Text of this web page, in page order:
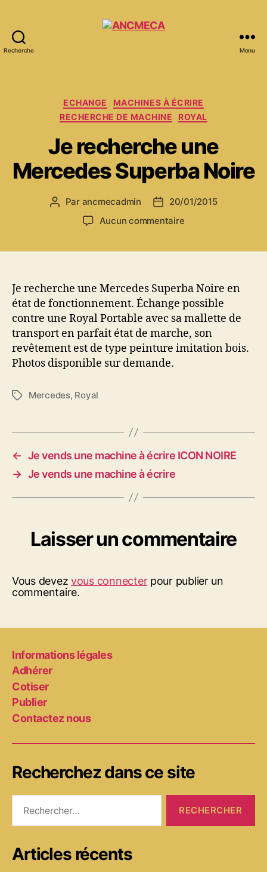
Recherche Menu
Catégories
ECHANGE
MACHINES À ÉCRIRE
RECHERCHE DE MACHINE
ROYAL
Je recherche une
Mercedes Superba Noire
Auteur
Par ancmecadmin
Date
de
20/01/2015
Aucun commentairesur
Superba
Noire
Je recherche une Mercedes Superba Noire en
état de fonctionnement. Échange possible
contre une Royal Portable avec sa mallette de
transport en parfait état de marche, son
revêtement est de type peinture imitation bois.
Photos disponible sur demande.
Étiquettes
Mercedes, Royal
← Je vends une machine à écrire ICON NOIRE
→ Je vends une machine à écrire
Laisser un commentaire
Vous devezvous connecterpour publier un
commentaire.
Informations légales
Adhérer
Cotiser
Publier
Contactez nous
Recherchez dans ce site
Articles récents